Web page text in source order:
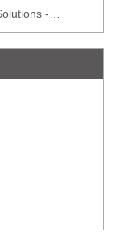
[NCP Brochure] ADLINK CompactPCI Solutions - Enduring Performance